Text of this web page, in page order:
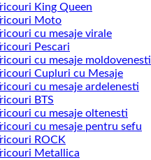
King Queen
Moto
cu mesaje virale
Pescari
cu mesaje moldovenesti
Cupluri cu Mesaje
cu mesaje ardelenesti
BTS
cu mesaje oltenesti
cu mesaje pentru sefu
ROCK
Metallica